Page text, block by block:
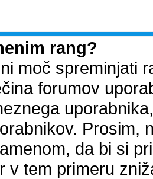
rang?
moč spreminjati
forumov
Prosim,
da bi si
v tem primeru